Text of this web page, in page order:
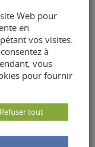
résidentiel
Web pour
en
vos visites.
à
vous
pour fournir
Refuser tout